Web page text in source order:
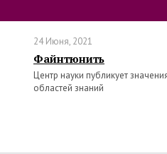
24 Июня, 2021
Файнтюнить
Центр науки публикует
областей знаний